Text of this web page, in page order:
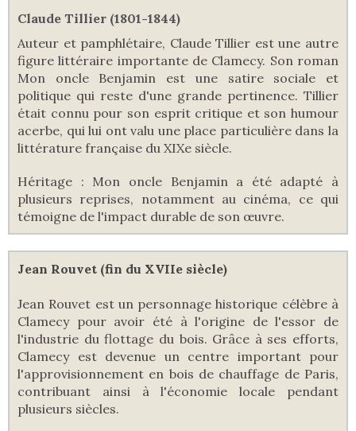
Claude Tillier (1801-1844)
Auteur et pamphlétaire, Claude Tillier est une autre
figure littéraire importante de Clamecy. Son roman
Mon oncle Benjamin est une satire sociale et
politique qui reste d'une grande pertinence. Tillier
était connu pour son esprit critique et son humour
acerbe, qui lui ont valu une place particulière dans la
littérature française du XIXe siècle.
Héritage : Mon oncle Benjamin a été adapté à
plusieurs reprises, notamment au cinéma, ce qui
témoigne de l'impact durable de son œuvre.
Jean Rouvet (fin du XVIIe siècle)
Jean Rouvet est un personnage historique célèbre à
Clamecy pour avoir été à l'origine de l'essor de
l'industrie du flottage du bois. Grâce à ses efforts,
Clamecy est devenue un centre important pour
l'approvisionnement en bois de chauffage de Paris,
contribuant ainsi à l'économie locale pendant
plusieurs siècles.